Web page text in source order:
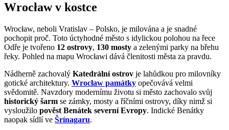
Wrocław v kostce
Wrocław, neboli Vratislav – Polsko, je milována a je snadné
pochopit proč. Toto úctyhodné město s idylickou polohou na řece
Odře je tvořeno 12 ostrovy, 130 mosty a zelenými parky na břehu
řeky. Pohled na mapu Wrocławi dává členitosti města za pravdu.
Nádherně zachovalý Katedrální ostrov je lahůdkou pro milovníky
gotické architektury. Wrocław památky opečovává velmi
svědomitě. Navzdory modernímu životu si město zachovalo svůj
historický šarm se zámky, mosty a říčními ostrovy, díky nimž si
vysloužilo pověst Benátek severní Evropy. Indické Benátky
naopak sídlí ve Šrínagaru.